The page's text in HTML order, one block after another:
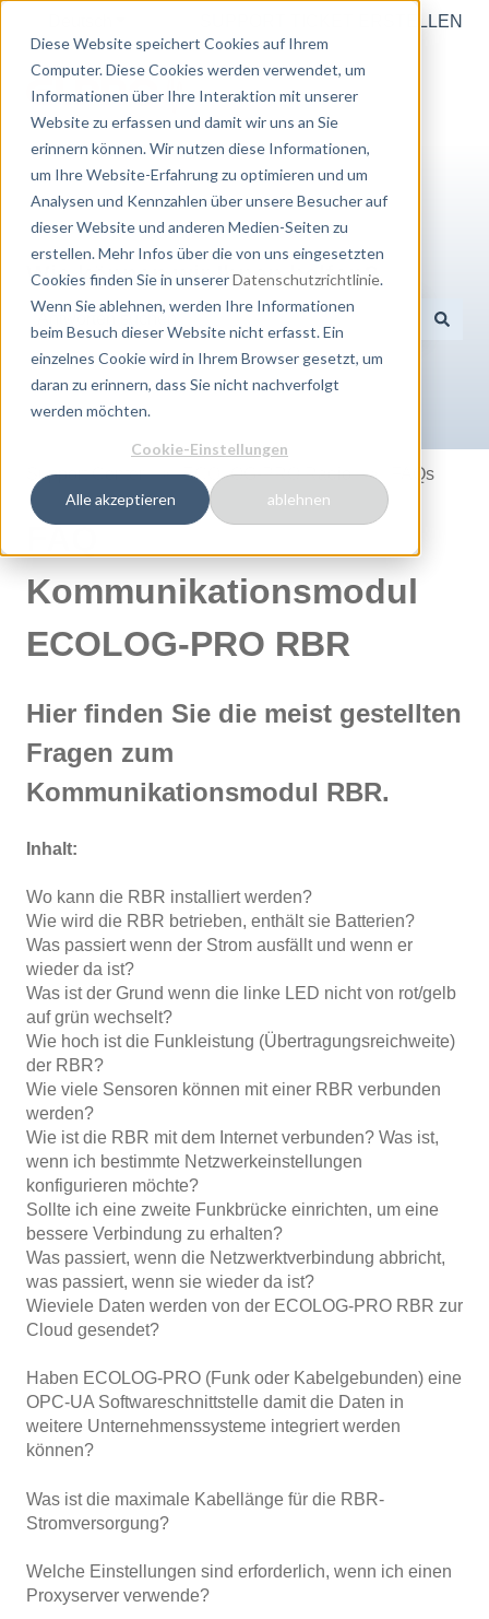
Diese Website speichert Cookies auf Ihrem
Computer. Diese Cookies werden verwendet, um
Informationen über Ihre Interaktion mit unserer
Website zu erfassen und damit wir uns an Sie
erinnern können. Wir nutzen diese Informationen,
um Ihre Website-Erfahrung zu optimieren und um
Analysen und Kennzahlen über unsere Besucher auf
dieser Website und anderen Medien-Seiten zu
erstellen. Mehr Infos über die von uns eingesetzten
Cookies finden Sie in unsererDatenschutzrichtlinie.
Wenn Sie ablehnen, werden Ihre Informationen
beim Besuch dieser Website nicht erfasst. Ein
einzelnes Cookie wird in Ihrem Browser gesetzt, um
daran zu erinnern, dass Sie nicht nachverfolgt
werden möchten.
Cookie-Einstellungen
Alle akzeptieren ablehnen
Untermenü für Übersetzungen anzeigen
SUPPORT TICKET ERSTELLEN
Wie können wir Ihnen helfen?
Es gibt keine Vorschläge, da das Suchfeld leer ist.
Support Center ECOLOG-PRO Radio FAQs
Kommunikationsmodul
ECOLOG-PRO RBR
Hier finden Sie die meist gestellten
Fragen zum
Kommunikationsmodul RBR.
Inhalt:
Wo kann die RBR installiert werden?
Wie wird die RBR betrieben, enthält sie Batterien?
Was passiert wenn der Strom ausfällt und wenn er
wieder da ist?
Was ist der Grund wenn die linke LED nicht von rot/gelb
auf grün wechselt?
Wie hoch ist die Funkleistung (Übertragungsreichweite)
der RBR?
Wie viele Sensoren können mit einer RBR verbunden
werden?
Wie ist die RBR mit dem Internet verbunden? Was ist,
wenn ich bestimmte Netzwerkeinstellungen
konfigurieren möchte?
Sollte ich eine zweite Funkbrücke einrichten, um eine
bessere Verbindung zu erhalten?
Was passiert, wenn die Netzwerktverbindung abbricht,
was passiert, wenn sie wieder da ist?
Wieviele Daten werden von der ECOLOG-PRO RBR zur
Cloud gesendet?
Haben ECOLOG-PRO (Funk oder Kabelgebunden) eine
OPC-UA Softwareschnittstelle damit die Daten in
weitere Unternehmenssysteme integriert werden
können?
Was ist die maximale Kabellänge für die RBR-
Stromversorgung?
Welche Einstellungen sind erforderlich, wenn ich einen
Proxyserver verwende?